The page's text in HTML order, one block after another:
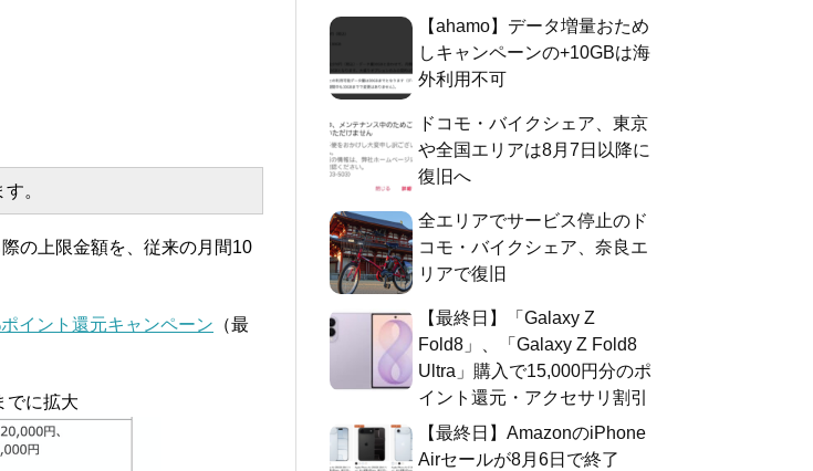
。
の上限金額を、従来の月間10
イント還元キャンペーン （最
でに拡大
【ahamo】データ増量おため
しキャンペーンの+10GBは海
外利用不可
ドコモ・バイクシェア、東京
や全国エリアは8月7日以降に
復旧へ
全エリアでサービス停止のド
コモ・バイクシェア、奈良エ
リアで復旧
【最終日】「Galaxy Z
Fold8」、「Galaxy Z Fold8
Ultra」購入で15,000円分のポ
イント還元・アクセサリ割引
【最終日】AmazonのiPhone
Airセールが8月6日で終了